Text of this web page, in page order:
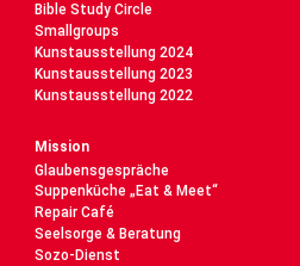
Bible Study Circle
Smallgroups
Kunstausstellung 2024
Kunstausstellung 2023
Kunstausstellung 2022
Mission
Glaubensgespräche
Suppenküche „Eat & Meet“
Repair Café
Seelsorge & Beratung
Sozo-Dienst